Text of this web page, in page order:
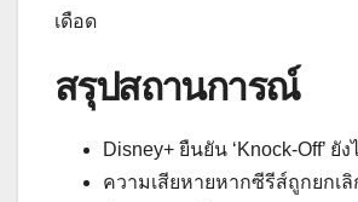
เดือด
สรุปสถานการณ์
Disney+ ยืนยัน ‘Knock-Off’
ความเสียหายหากซีรีส์ถูกยกเลิ